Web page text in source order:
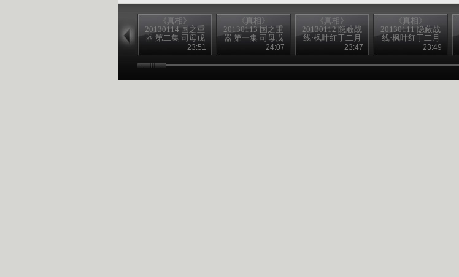
《真相》
20130114 国之重
器 第二集 司母戊
大方鼎 （下）
23:51
《真相》
20130113 国之重
器 第一集 司母戊
大方鼎 （上）
24:07
《真相》
20130112 隐蔽战
线·枫叶红于二月
23:47
《真相》
20130111 隐蔽战
线·枫叶红于二月
23:49